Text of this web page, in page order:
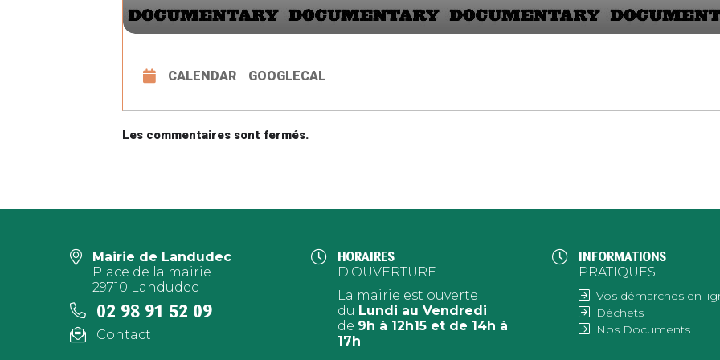
CALENDAR GOOGLECAL
Les commentaires sont fermés.
Mairie de Landudec
Place de la mairie
29710 Landudec
02 98 91 52 09
Contact
HORAIRES
D'OUVERTURE
La mairie est ouverte
du Lundi au Vendredi
de 9h à 12h15 et de 14h à
17h
INFORMATIONS
PRATIQUES
Vos démarches en
Déchets
Nos Documents